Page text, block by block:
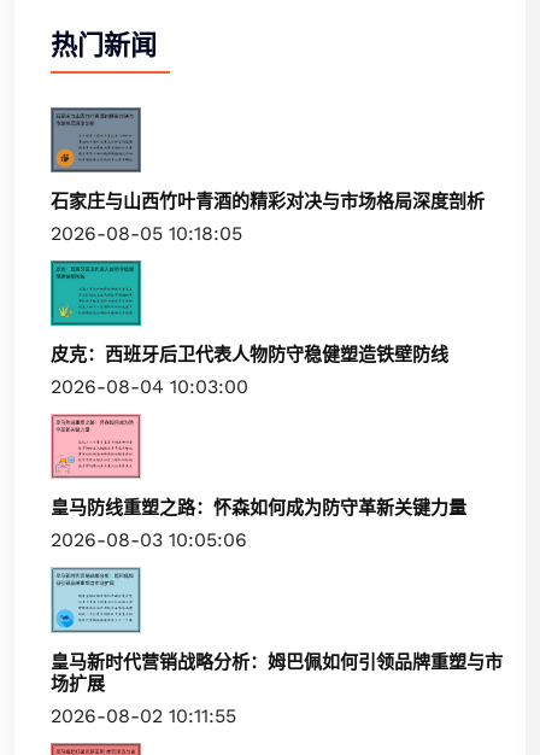
热门新闻
石家庄与山西竹叶青酒的精彩对决与市场格局深度剖析
2026-08-05 10:18:05
皮克：西班牙后卫代表人物防守稳健塑造铁壁防线
2026-08-04 10:03:00
皇马防线重塑之路：怀森如何成为防守革新关键力量
2026-08-03 10:05:06
皇马新时代营销战略分析：姆巴佩如何引领品牌重塑与市
场扩展
2026-08-02 10:11:55